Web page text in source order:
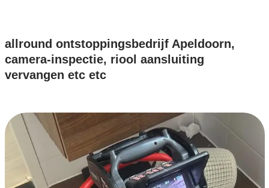
allround ontstoppingsbedrijf Apeldoorn,
camera-inspectie, riool aansluiting
vervangen etc etc